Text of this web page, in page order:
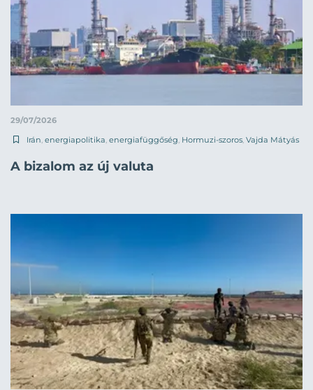
29/07/2026
Irán, energiapolitika, energiafüggőség, Hormuzi-szoros, Vajda Mátyás
A bizalom az új valuta